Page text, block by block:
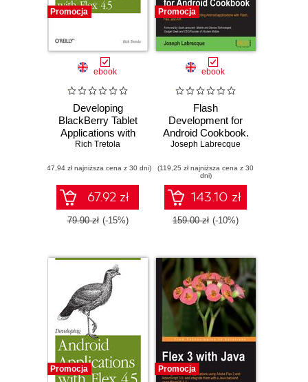
Promocja
ebook
Developing
BlackBerry Tablet
Applications with
Flex 4.5
Rich Tretola
(47,94 zł najniższa cena z 30 dni)
67.92 zł
79.90 zł (-15%)
Promocja
ebook
Flash
Development for
Android Cookbook.
Over 90 recipes to
Android
applications with
Flash, Flex, and
AIR
Joseph Labrecque
(119,25 zł najniższa cena z 30
dni)
143.10 zł
159.00 zł (-10%)
Promocja Promocja